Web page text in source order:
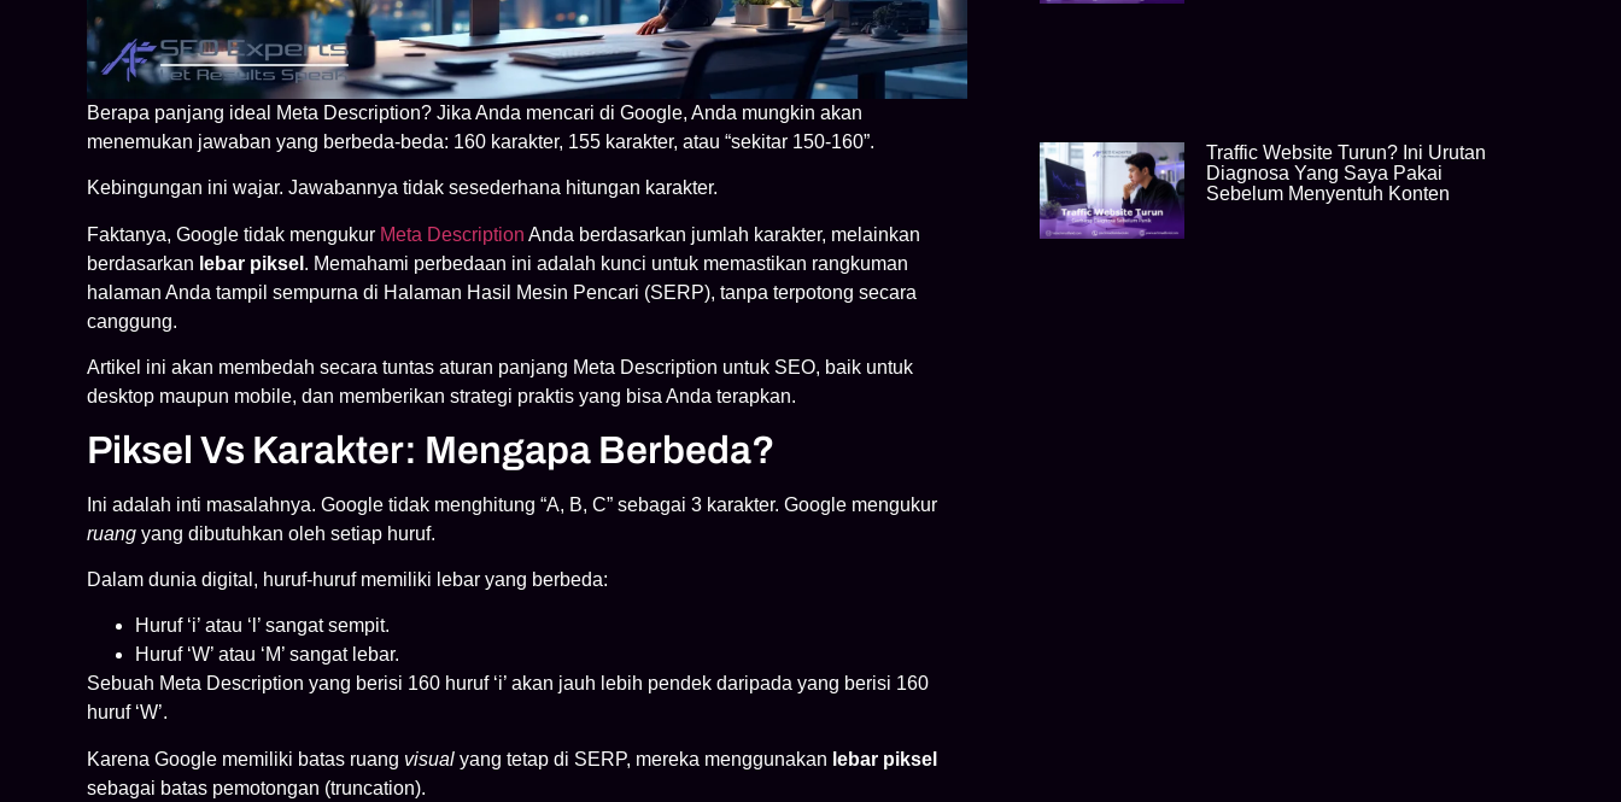
Berapa panjang ideal Meta Description? Jika Anda mencari di Google, Anda mungkin akan
menemukan jawaban yang berbeda-beda: 160 karakter, 155 karakter, atau “sekitar 150-160”.
Kebingungan ini wajar. Jawabannya tidak sesederhana hitungan karakter.
Faktanya, Google tidak mengukur Meta Description Anda berdasarkan jumlah karakter, melainkan
berdasarkan lebar piksel . Memahami perbedaan ini adalah kunci untuk memastikan rangkuman
halaman Anda tampil sempurna di Halaman Hasil Mesin Pencari (SERP), tanpa terpotong secara
canggung.
Artikel ini akan membedah secara tuntas aturan panjang Meta Description untuk SEO, baik untuk
desktop maupun mobile, dan memberikan strategi praktis yang bisa Anda terapkan.
Piksel Vs Karakter: Mengapa Berbeda?
Ini adalah inti masalahnya. Google tidak menghitung “A, B, C” sebagai 3 karakter. Google mengukur
ruang yang dibutuhkan oleh setiap huruf.
Dalam dunia digital, huruf-huruf memiliki lebar yang berbeda:
Huruf ‘i’ atau ‘l’ sangat sempit.
Huruf ‘W’ atau ‘M’ sangat lebar.
Sebuah Meta Description yang berisi 160 huruf ‘i’ akan jauh lebih pendek daripada yang berisi 160
huruf ‘W’.
Karena Google memiliki batas ruang visual yang tetap di SERP, mereka menggunakan lebar piksel
sebagai batas pemotongan (truncation).
Traffic Website Turun? Ini Urutan
Diagnosa Yang Saya Pakai
Sebelum Menyentuh Konten